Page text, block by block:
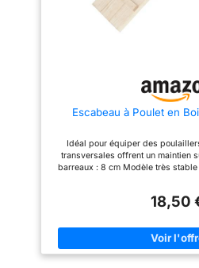
changeantes sans se déformer
ou se fissurer facilement
Échelle antidérapante avec
uniformément espacés pour une
meilleure adhérence et stabilité,
ou boueuses Excellent pour les
poulets, les canards et les
petites volailles. Parfait pour les
bantams, les poussins et les
petites volailles de jardin. Cette
échelle de poulailler offre un
accès sécurisé aux poulaillers
surélevés, aux zones de
Escabeau à Poulet en
Idéal pour équiper des
transversales offrent un maintien
barreaux : 8 cm Modèle très
18,50